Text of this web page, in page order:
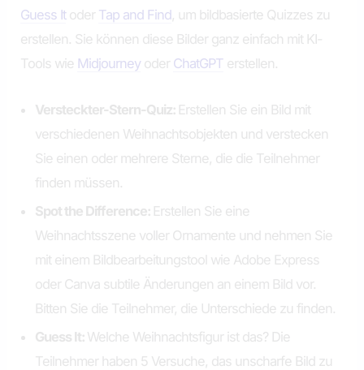
Guess Itoder Tap and Find, um bildbasierte Quizzes zu
erstellen. Sie können diese Bilder ganz einfach mit KI-
Tools wie Midjourney oder ChatGPT erstellen.
Versteckter-Stern-Quiz: Erstellen Sie ein Bild mit
verschiedenen Weihnachtsobjekten und verstecken
Sie einen oder mehrere Sterne, die die Teilnehmer
finden müssen.
Spot the Difference: Erstellen Sie eine
Weihnachtsszene voller Ornamente und nehmen Sie
mit einem Bildbearbeitungstool wie Adobe Express
oder Canva subtile Änderungen an einem Bild vor.
Bitten Sie die Teilnehmer, die Unterschiede zu finden.
Guess It: Welche Weihnachtsfigur ist das? Die
Teilnehmer haben 5 Versuche, das unscharfe Bild zu